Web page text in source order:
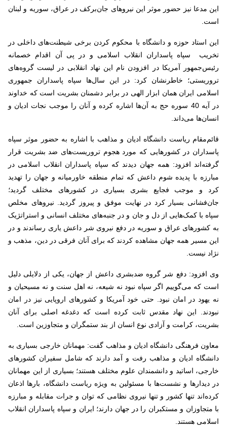
این مدعا نیز حضور موثر این نیروهای جان‌برکف در عراق، سوریه و لبنان
است.
این استاد حوزه و دانشگاه با محکوم کردن برخی شیطنت‌های داخلی در
تخریب سپاه پاسداران انقلاب اسلامی و در پی آن اقدام خصمانه
رئیس‌جمهور آمریکا در افزودن نام این نهاد انقلابی در لیست گروه‌های
تروریستی؛ خاطرنشان کرد: در این سال‌ها سپاه پاسداران جمهوری
اسلامی ایران همان ابزار الهی در برابر دشمنان بشریت است که خداوند
در آیه 40 سوره حج به آن‌ها اشاره کرده و آنان را موجب نجات ادیان و
انسان‌ها می‌داند.
قائم‌مقام ریاست دانشگاه ادیان و مذاهب با اشاره به حضور موثر سپاه
پاسداران در کشورهایی که مورد هجوم تروریست‌های ضد بشریت قرار
گرفته‌اند افزود: همه جهان دیدند که سپاه پاسداران انقلاب اسلامی در
مبارزه با پدیده شوم داعش که تمام منطقه خاورمیانه و جهان را تهدید
کرد و موجب فجایع بشری بسیاری در کشورهای مختلف گردید؛
جان‌فشانی بسیار کرد در نهایت موفق و پیروز گردید. نیروهای مخلص
سپاه با کمک‌هایی از دل و جان و در جنبه‌های مختلف انسانی و استراتژیک
به کشورهای عراق و سوریه در دفع نیروی شر داعش یاری رساندند و در
این مسیر همه جهان مشاهده کردند که برای آنان فرقی در دین، مذهب و
نژاد نیست.
وی افزود: دفع شر گروه ضدبشری داعش از جهان، یکی از دلایلی دلیل
است که می‌گوییم اگر سپاه نبود نه شیعه‌، نه اهل سنت و نه مسیحیان و
نه یهود در امان نبود. حتی خود آمریکا و کشورهای اروپایی نیز در امان
نبودند. این نهاد مقدس ثابت کرده است که دغدغه اصلی برای آنان
بشریت، کرامت و آزادی نوع انسان از بند ستمگران و متجاوزین است.
معاون فرهنگی دانشگاه ادیان و مذاهب گفت: مهمانان خارجی بسیاری به
دانشگاه ادیان و مذاهب رفت و آمد دارند که شامل سفیران کشورهای
خارجی، اساتید و دانشمندان علوم مختلف هستند؛ بسیاری از این مهمانان
در دیدارها و نشست‌ها با مسئولین به ویژه ریاست دانشگاه، بارها اذعان
کرده‌اند تنها کشور و تنها نیروی نظامی که توان و جرات مقابله و مبارزه
با متجاوزان و مستکبران را در جهان دارند؛ ایران و سپاه پاسداران انقلاب
اسلامی هستند.